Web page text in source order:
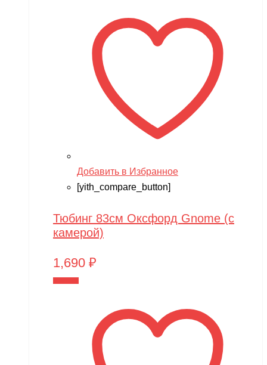
Добавить в Избранное
[yith_compare_button]
Тюбинг 83см Оксфорд Gnome (с
камерой)
1,690 ₽